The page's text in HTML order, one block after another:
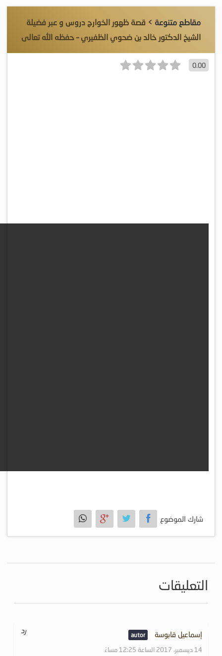
مقاطع متنوعة > قصة ظهور الخوارج دروس و عبر فضيلة
الشيخ الدكتور ﺧﺎﻟﺪ ﺑﻦ ﺿﺤﻮﻱ ﺍﻟﻈﻔﻴﺮﻱ – ﺣﻔﻈﻪ ﺍﻟﻠﻪ ﺗﻌﺎﻟﻰ
0.00
شارك الموضوع
التعليقات
إسماعيل قابوسة
14 ديسمبر، 2017 الساعة 12:25 مساءً
رد